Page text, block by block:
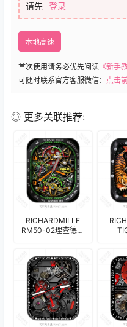
请先 登录
本地高速
首次使用请务必优先阅读 《新手
可随时联系官方客服微信： 点击
◎ 更多关联推荐:
RICHARDMILLE
RM50-02理查德米
精密机械表盘.clock
17196
机